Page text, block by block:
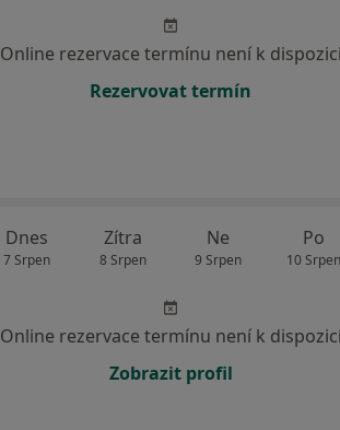
Online rezervace termínu není k dispozici
Rezervovat termín
Dnes
7 Srpen
Zítra
8 Srpen
Ne
9 Srpen
Po
10 Srpen
Online rezervace termínu není k dispozici
Zobrazit profil